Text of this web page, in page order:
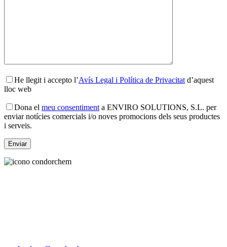
He llegit i accepto l’Avís Legal i Política de Privacitatd’aquest
lloc web
Dona el meu consentimenta ENVIRO SOLUTIONS, S.L. per
enviar notícies comercials i/o noves promocions dels seus productes
i serveis.